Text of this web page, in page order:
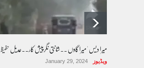
میرا دیس ' میرا گاوں ۔۔شانتی نگرپیش کار۔۔عدیل حفیظ
ویڈیوز January 29, 2024